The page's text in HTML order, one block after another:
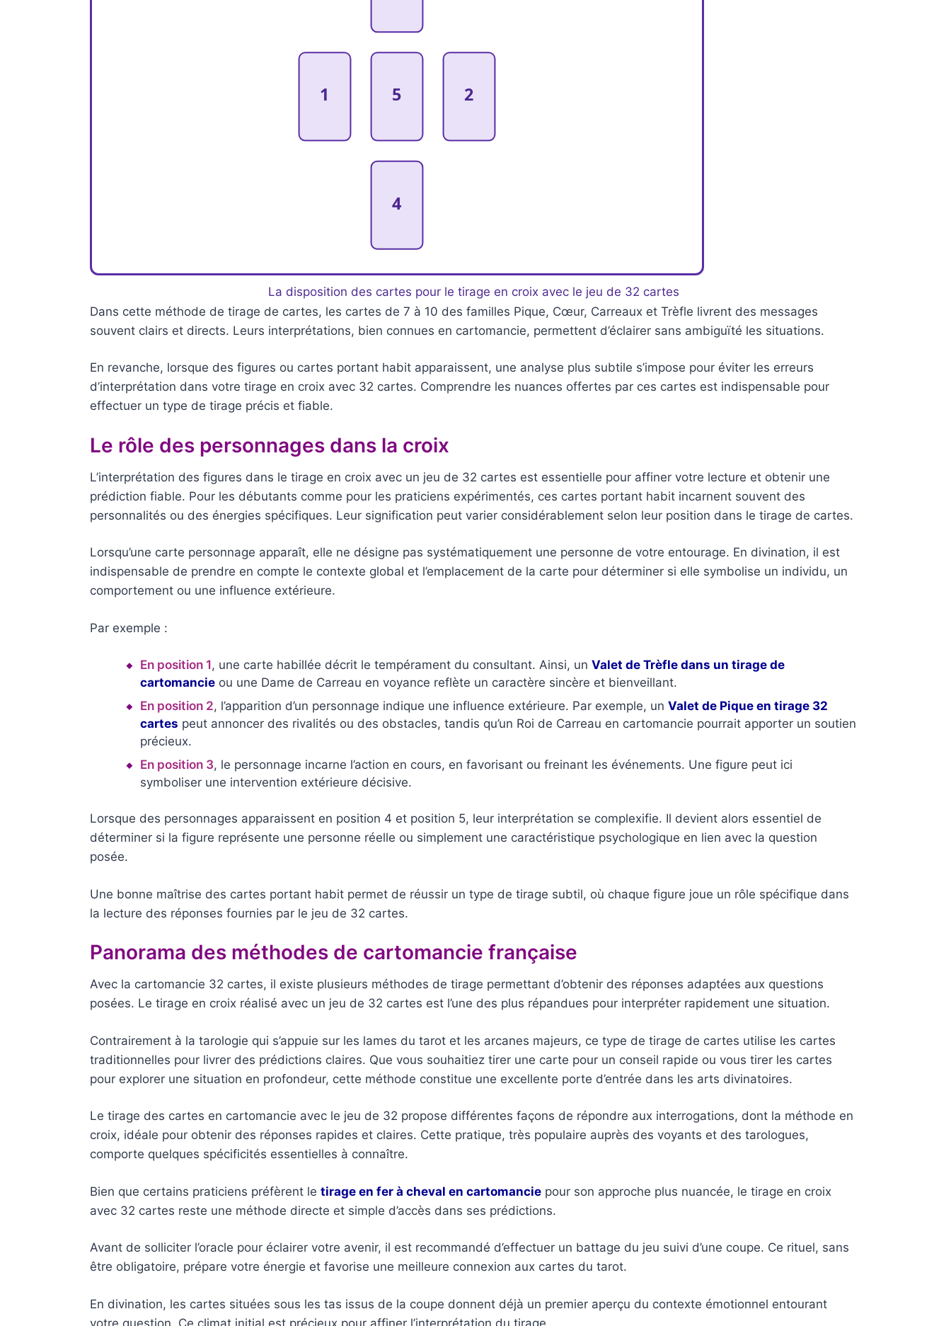
1 5 2
4
La disposition des cartes pour le tirage en croix avec le jeu de 32 cartes
Dans cette méthode de tirage de cartes, les cartes de 7 à 10 des familles Pique, Cœur, Carreaux et Trèfle livrent des messages
souvent clairs et directs. Leurs interprétations, bien connues en cartomancie, permettent d’éclairer sans ambiguïté les situations.
En revanche, lorsque des figures ou cartes portant habit apparaissent, une analyse plus subtile s’impose pour éviter les erreurs
d’interprétation dans votre tirage en croix avec 32 cartes. Comprendre les nuances offertes par ces cartes est indispensable pour
effectuer un type de tirage précis et fiable.
Le rôle des personnages dans la croix
L’interprétation des figures dans le tirage en croix avec un jeu de 32 cartes est essentielle pour affiner votre lecture et obtenir une
prédiction fiable. Pour les débutants comme pour les praticiens expérimentés, ces cartes portant habit incarnent souvent des
personnalités ou des énergies spécifiques. Leur signification peut varier considérablement selon leur position dans le tirage de cartes.
Lorsqu’une carte personnage apparaît, elle ne désigne pas systématiquement une personne de votre entourage. En divination, il est
indispensable de prendre en compte le contexte global et l’emplacement de la carte pour déterminer si elle symbolise un individu, un
comportement ou une influence extérieure.
Par exemple :
En position 1, une carte habillée décrit le tempérament du consultant. Ainsi, unValet de Trèfle dans un tirage de
cartomancie ou une Dame de Carreau en voyance reflète un caractère sincère et bienveillant.
En position 2, l’apparition d’un personnage indique une influence extérieure. Par exemple, unValet de Pique en tirage 32
cartes peut annoncer des rivalités ou des obstacles, tandis qu’un Roi de Carreau en cartomancie pourrait apporter un soutien
précieux.
En position 3, le personnage incarne l’action en cours, en favorisant ou freinant les événements. Une figure peut ici
symboliser une intervention extérieure décisive.
Lorsque des personnages apparaissent en position 4 et position 5, leur interprétation se complexifie. Il devient alors essentiel de
déterminer si la figure représente une personne réelle ou simplement une caractéristique psychologique en lien avec la question
posée.
Une bonne maîtrise des cartes portant habit permet de réussir un type de tirage subtil, où chaque figure joue un rôle spécifique dans
la lecture des réponses fournies par le jeu de 32 cartes.
Panorama des méthodes de cartomancie française
Avec la cartomancie 32 cartes, il existe plusieurs méthodes de tirage permettant d’obtenir des réponses adaptées aux questions
posées. Le tirage en croix réalisé avec un jeu de 32 cartes est l’une des plus répandues pour interpréter rapidement une situation.
Contrairement à la tarologie qui s’appuie sur les lames du tarot et les arcanes majeurs, ce type de tirage de cartes utilise les cartes
traditionnelles pour livrer des prédictions claires. Que vous souhaitiez tirer une carte pour un conseil rapide ou vous tirer les cartes
pour explorer une situation en profondeur, cette méthode constitue une excellente porte d’entrée dans les arts divinatoires.
Le tirage des cartes en cartomancie avec le jeu de 32 propose différentes façons de répondre aux interrogations, dont la méthode en
croix, idéale pour obtenir des réponses rapides et claires. Cette pratique, très populaire auprès des voyants et des tarologues,
comporte quelques spécificités essentielles à connaître.
Bien que certains praticiens préfèrent le tirage en fer à cheval en cartomancie pour son approche plus nuancée, le tirage en croix
avec 32 cartes reste une méthode directe et simple d’accès dans ses prédictions.
Avant de solliciter l’oracle pour éclairer votre avenir, il est recommandé d’effectuer un battage du jeu suivi d’une coupe. Ce rituel, sans
être obligatoire, prépare votre énergie et favorise une meilleure connexion aux cartes du tarot.
En divination, les cartes situées sous les tas issus de la coupe donnent déjà un premier aperçu du contexte émotionnel entourant
votre question. Ce climat initial est précieux pour affiner l’interprétation du tirage.